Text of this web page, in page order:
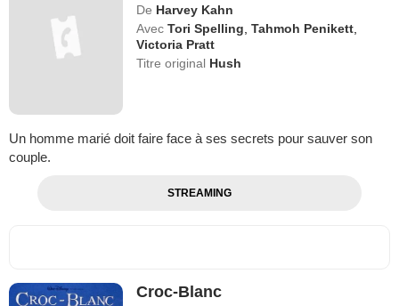
De Harvey Kahn
Avec Tori Spelling ,Tahmoh Penikett
Victoria Pratt
Titre original Hush
Un homme marié doit faire face à ses secrets pour sauver son
couple.
STREAMING
Croc-Blanc